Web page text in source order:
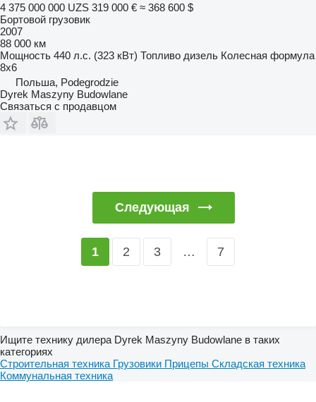
4 375 000 000 UZS 319 000 € ≈ 368 600 $
Бортовой грузовик
2007
88 000 км
Мощность 440 л.с. (323 кВт) Топливо дизель Колесная формула
8x6
Польша, Podegrodzie
Dyrek Maszyny Budowlane
Связаться с продавцом
Следующая
1 2 3 … 7
Ищите технику дилера Dyrek Maszyny Budowlane в таких
категориях
Строительная техника Грузовики Прицепы Складская техника
Коммунальная техника